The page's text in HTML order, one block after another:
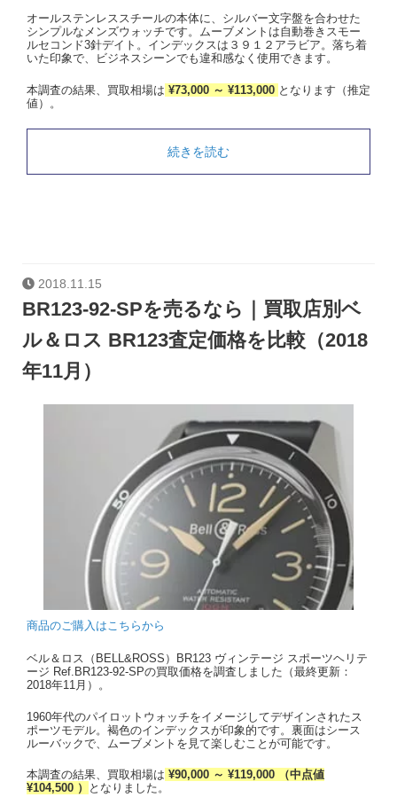
オールステンレススチールの本体に、シルバー文字盤を合わせた
シンプルなメンズウォッチです。ムーブメントは自動巻きスモー
ルセコンド3針デイト。インデックスは３９１２アラビア。落ち着
いた印象で、ビジネスシーンでも違和感なく使用できます。
本調査の結果、買取相場は ¥73,000 ～ ¥113,000 となります（推定
値）。
続きを読む
2018.11.15
BR123-92-SPを売るなら｜買取店別ベ
ル＆ロス BR123査定価格を比較（2018
年11月）
商品のご購入はこちらから
ベル＆ロス（BELL&ROSS）BR123 ヴィンテージ スポーツヘリテ
ージ Ref.BR123-92-SPの買取価格を調査しました（最終更新：
2018年11月）。
1960年代のパイロットウォッチをイメージしてデザインされたス
ポーツモデル。褐色のインデックスが印象的です。裏面はシース
ルーバックで、ムーブメントを見て楽しむことが可能です。
本調査の結果、買取相場は ¥90,000 ～ ¥119,000 （中点値
¥104,500 ）
となりました。